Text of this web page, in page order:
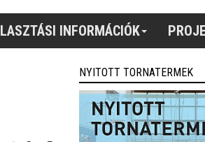
INFORMÁCIÓK
NYITOTT TORNATERMEK